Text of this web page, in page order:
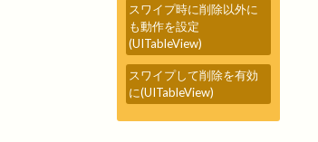
スワイプ時に削除以外に
も動作を設定
(UITableView)
スワイプして削除を有効
に(UITableView)